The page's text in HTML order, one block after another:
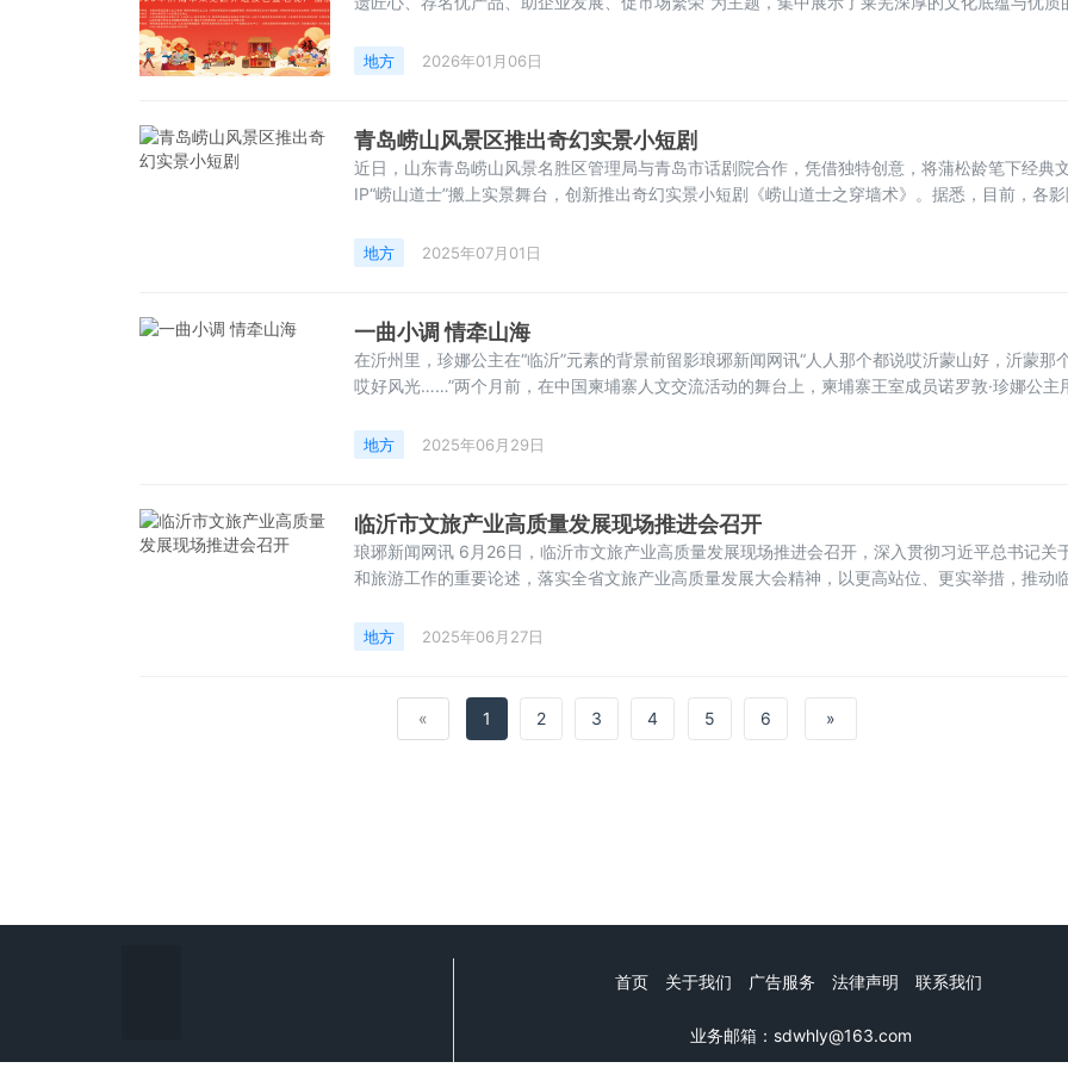
起并指导，济南市莱芜区个体私营企业协会主办，山东泰顺斋食品有限公司、山东风口上食品有限
司、莱芜勇伟机械设备服务有限公司、山
地方 2026年01月06日
青岛崂山风景区推出奇幻实景小短剧
近日，山东青岛崂山风景名胜区管理局与青岛市话剧院合作，凭借独特创意，将蒲松龄笔下经典
IP“崂山道士”搬上实景舞台，创新推出奇幻实景小短剧《崂山道士之穿墙术》。据悉，目前，各
源：中国旅游新闻网）
地方 2025年07月01日
一曲小调 情牵山海
在沂州里，珍娜公主在“临沂”元素的背景前留影琅琊新闻网讯“人人那个都说哎沂蒙山好，沂蒙那
哎好风光……”两个月前，在中国柬埔寨人文交流活动的舞台上，柬埔寨王室成员诺罗敦·珍娜公主
会在临沂举行，珍娜公主作为嘉宾，带着对沂蒙山的热爱和对
地方 2025年06月29日
临沂市文旅产业高质量发展现场推进会召开
琅琊新闻网讯 6月26日，临沂市文旅产业高质量发展现场推进会召开，深入贯彻习近平总书记关
和旅游工作的重要论述，落实全省文旅产业高质量发展大会精神，以更高站位、更实举措，推动
峰、临沂大学校长张书圣出席，市委副书记戚军主持。张宝亮指出，临沂文旅资源丰富，发展潜力
大。近年来，市委、市政府把文旅作为
地方 2025年06月27日
« 1 2 3 4 5 6 »
首页 关于我们 广告服务 法律声明 联系我们
业务邮箱：sdwhly@163.com